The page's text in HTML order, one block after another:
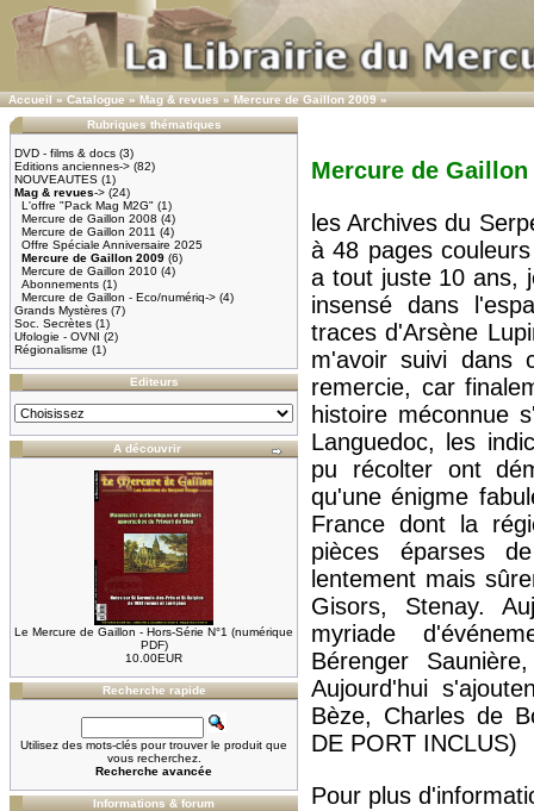
Accueil»Catalogue»Mag & revues»Mercure de Gaillon 2009»
Rubriques thématiques
DVD - films & docs (3)
Editions anciennes-> (82)
NOUVEAUTES (1)
Mag & revues-> (24)
L'offre "Pack Mag M2G" (1)
Mercure de Gaillon 2008 (4)
Mercure de Gaillon 2011 (4)
Offre Spéciale Anniversaire 2025
Mercure de Gaillon 2009 (6)
Mercure de Gaillon 2010 (4)
Abonnements (1)
Mercure de Gaillon - Eco/numériq-> (4)
Grands Mystères (7)
Soc. Secrètes (1)
Ufologie - OVNI (2)
Régionalisme (1)
Editeurs
A découvrir
Le Mercure de Gaillon - Hors-Série N°1 (numérique
PDF)
10.00EUR
Recherche rapide
Utilisez des mots-clés pour trouver le produit que
vous recherchez.
Recherche avancée
Informations & forum
Mercure de Gaillon
les Archives du
à 48 pages
a tout juste 10 ans,
insensé dans
traces d'Arsène
m'avoir suivi dans
remercie, car
histoire méconnue
Languedoc, les
pu récolter ont
qu'une énigme
France dont la
pièces éparses
lentement mais
Gisors, Stenay.
myriade
Bérenger
Aujourd'hui
Bèze, Charles de
DE PORT INCLUS)
Pour plus